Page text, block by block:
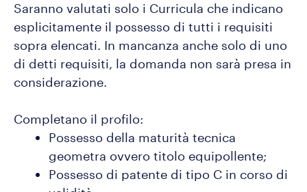
Saranno valutati solo i Curricula che indicano
esplicitamente il possesso di tutti i requisiti
sopra elencati. In mancanza anche solo di uno
di detti requisiti, la domanda non sarà presa in
considerazione.
Completano il profilo:
Possesso della maturità tecnica
geometra ovvero titolo equipollente;
Possesso di patente di tipo C in corso di